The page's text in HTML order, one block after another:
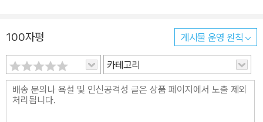
의 희로애락은 읽는 이의 가슴에 고스란히 파고들 것이다. ,b>사랑이
행동하는 믿음임을 입증하는 현장 보고서 오늘날 세계 곳곳에 사는
사역자 아내들은 쓰라린 이별과 상실, 불투명한 미래 때문에 씨름한
다. 그들은 자신들의 문화에서 빈번히 배척당하고 아버지 없는 아이
들을 홀로 돌보며 압박해 오는 가난에 시달리기 일쑤다. 그렇게 수많
은 문제에 직면해 있으면서도 그들은 예수님의 가르침대로 사랑이 행
100자평 게시물 운영 원칙
카테고리